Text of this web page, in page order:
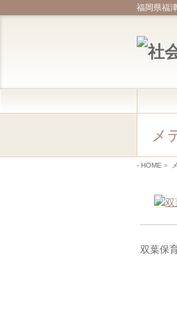
福岡県福
メ
HOME »
双葉保